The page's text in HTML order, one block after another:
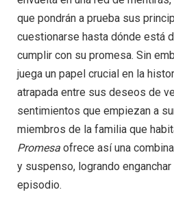
que pondrán a prueba sus
cuestionarse hasta dónde está
cumplir con su promesa. Sin
juega un papel crucial en la
atrapada entre sus deseos de
sentimientos que empiezan a
miembros de la familia que
Promesa ofrece así una
y suspenso, logrando
episodio.